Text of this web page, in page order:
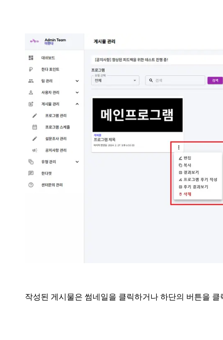
작성된 게시물은 썸네일을 클릭하거나 하단의 버튼을